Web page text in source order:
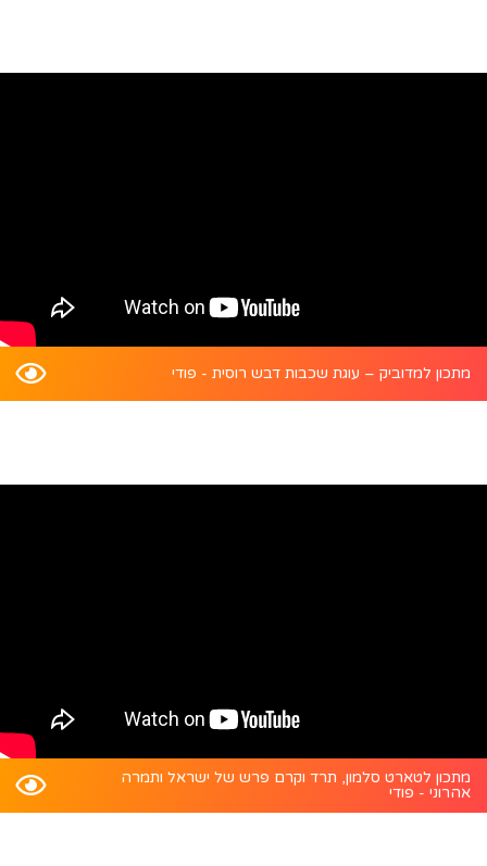
מתכון למדוביק – עוגת שכבות דבש רוסית - פודי
מתכון לטארט סלמון, תרד וקרם פרש של ישראל ותמרה
אהרוני - פודי